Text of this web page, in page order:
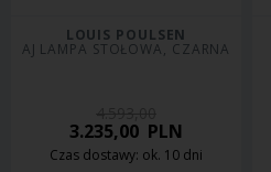
LOUIS POULSEN
AJ LAMPA STOŁOWA, CZARNA
3.235,00 PLN
Czas dostawy: ok. 10 dni